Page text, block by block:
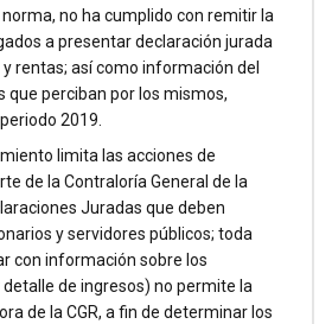
no ha cumplido con remitir la
a presentar declaración jurada
rentas; así como información del
que perciban por los mismos,
2019.
limita las acciones de
de la Contraloría General de la
Juradas que deben
y servidores públicos; toda
con información sobre los
de ingresos) no permite la
de la CGR, a fin de determinar los